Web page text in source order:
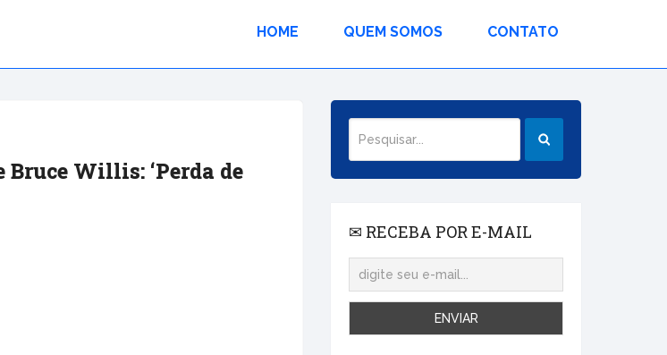
HOME QUEM SOMOS CONTATO
Willis: ‘Perda de
✉ RECEBA POR E-MAIL